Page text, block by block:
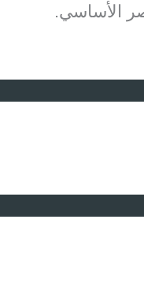
الأساسي.